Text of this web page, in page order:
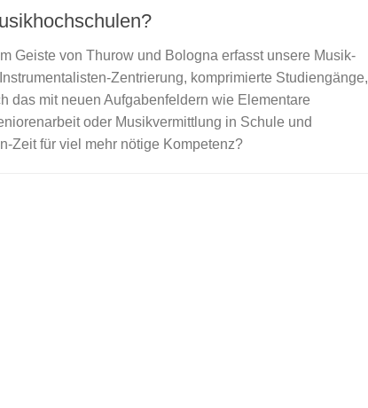
Geiste von Thurow und Bologna erfasst unsere Musik-
Zentrierung, komprimierte Studiengänge,
das mit neuen Aufgabenfeldern wie Elementare
oder Musikvermittlung in Schule und
Zeit für viel mehr nötige Kompetenz?